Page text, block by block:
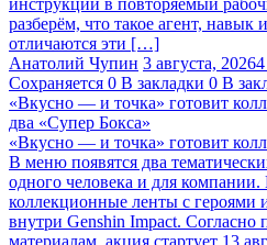
инструкции в повторяемый
разберём, что такое агент, навык
отличаются эти […]
Анатолий Чупин 3 августа, 2026
Сохраняется 0 В закладки 0 В
«Вкусно — и точка» готовит
два «Супер Бокса»
«Вкусно — и точка» готовит
В меню появятся два
одного человека и для компании.
коллекционные ленты с героями
внутри Genshin Impact.